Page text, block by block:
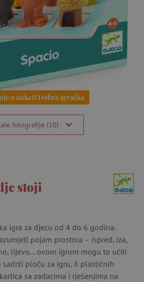
u anketi Dobra igračka
fotografije (10)
stoji
igra za djecu od 4 do 6 godina.
pojam prostora – ispred, iza,
lijevo... ovom igrom mogu to učiti
sadrži ploču za igru, 6 plastičnih
sa zadacima i rješenjima na